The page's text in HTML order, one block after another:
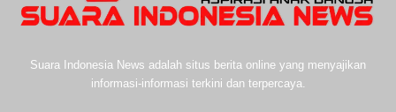
Suara Indonesia News adalah situs berita online yang menyajikan
informasi-informasi terkini dan terpercaya.